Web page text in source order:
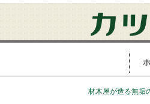
材木屋が造る無垢